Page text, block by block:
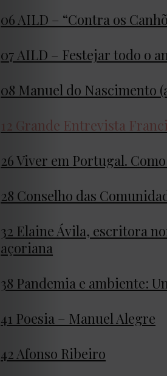
EDIÇÃO
DE
JULHO
2025
2024
2023
2022
Obras
de
Capa
06 AILD – “Contra os
07 AILD – Festejar todo o
08 Manuel do Nascimento
12 Grande Entrevista
26 Viver em Portugal.
28 Conselho das
32 Elaine Ávila, escritora
açoriana
38 Pandemia e ambiente:
41 Poesia – Manuel Alegre
42 Afonso Ribeiro